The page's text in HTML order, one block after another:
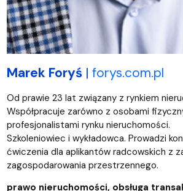
Marek Foryś | forys.com.pl
Od prawie 23 lat związany z rynkiem
Współpracuje zarówno z osobami
profesjonalistami rynku nieruchomości.
Szkoleniowiec i wykładowca. Prowadzi
ćwiczenia dla aplikantów radcowskich z
zagospodarowania przestrzennego.
prawo nieruchomości, obsługa